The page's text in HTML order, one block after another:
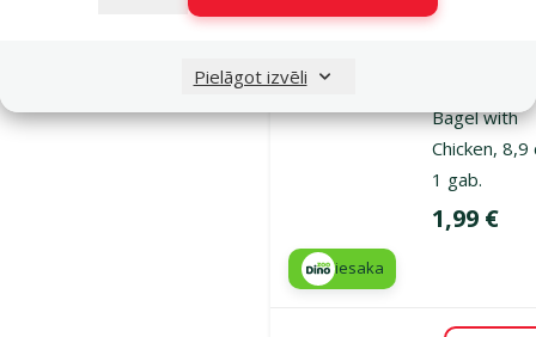
Pielāgot izvēli
suņiem –
Bagel with
Chicken, 8,9
1 gab.
Cena
1,99 €
iesaka